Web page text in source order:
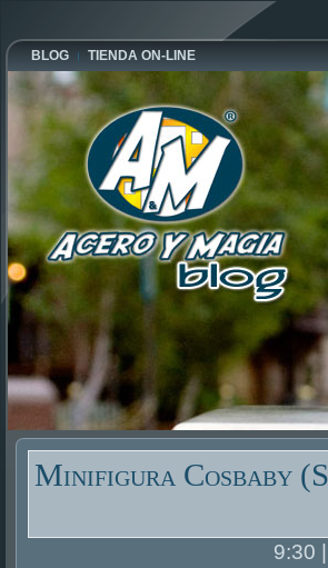
BLOG TIENDA ON-LINE
Minifigura Cosbaby
9:30